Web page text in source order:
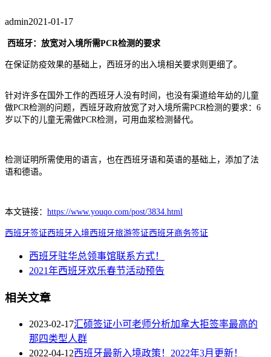
admin2021-01-17
西班牙：放宽对入境所需PCR检测的要求
在保证防疫效果的基础上，西班牙的出入境相关要求则更细了。
针对许多在国外工作的西班牙人没有时间，也没有渠道给年幼的儿童
做PCR检测的问题，西班牙政府放宽了对入境所需PCR检测的要求：6
岁以下的儿童无需做PCR检测，可用血浆检测替代。
检测证明所需使用的语言，也在西班牙语和英语的基础上，添加了法
语和德语。
本文链接： https://www.youqo.com/post/3834.html
西班牙签证西班牙入境西班牙旅游签证西班牙商务签证
西班牙驻华总领事馆联系方式！
2021年西班牙欢乐春节活动预告
相关文章
2023-02-17汇硕签证小可老师分析加拿大拒签率最高的
那四类型人群
2022-04-12西班牙最新入境政策！2022年3月更新！